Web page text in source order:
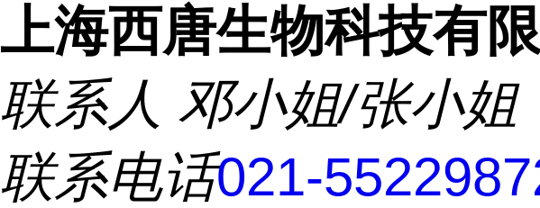
上海西唐生物科技有
联系人 邓小姐/张小姐
联系电话021-